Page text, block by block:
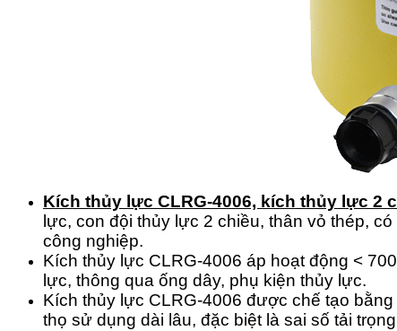
Kích thủy lực CLRG-4006, kích thủy lực 2
lực, con đội thủy lực 2 chiều, thân vỏ thép,
công nghiệp.
Kích thủy lực CLRG-4006 áp hoạt động <
lực, thông qua ống dây, phụ kiện thủy lực.
Kích thủy lực CLRG-4006 được chế tạo
thọ sử dụng dài lâu, đặc biệt là sai số tải